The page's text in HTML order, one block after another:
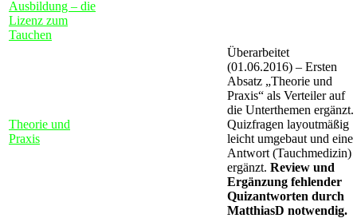
Ausbildung – die
Lizenz zum
Tauchen
Theorie und
Praxis
Überarbeitet
(01.06.2016) – Ersten
Absatz „Theorie und
Praxis“ als Verteiler auf
die Unterthemen ergänzt.
Quizfragen layoutmäßig
leicht umgebaut und eine
Antwort (Tauchmedizin)
ergänzt. Review und
Ergänzung fehlender
Quizantworten durch
MatthiasD notwendig.